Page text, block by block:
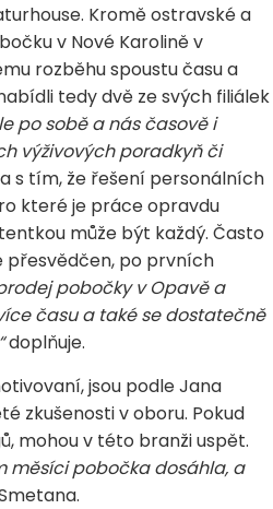
Kromě ostravské a
v Nové Karolině v
rozběhu spoustu času a
tedy dvě ze svých filiálek
po sobě a nás časově i
výživových poradkyň či
s tím, že řešení personálních
které je práce opravdu
může být každý. Často
přesvědčen, po prvních
pobočky v Opavě a
času a také se dostatečně
doplňuje.
jsou podle Jana
zkušenosti v oboru. Pokud
mohou v této branži uspět.
měsíci pobočka dosáhla, a